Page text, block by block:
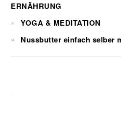
ERNÄHRUNG
YOGA & MEDITATION
Nussbutter einfach selber